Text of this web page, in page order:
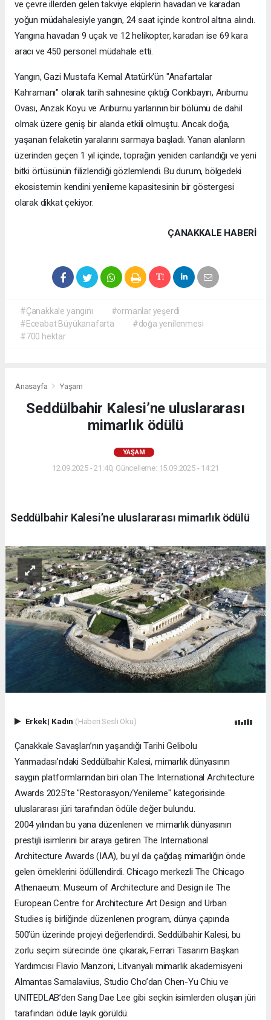
ve çevre illerden gelen takviye ekiplerin havadan ve karadan
yoğun müdahalesiyle yangın, 24 saat içinde kontrol altına alındı.
Yangına havadan 9 uçak ve 12 helikopter, karadan ise 69 kara
aracı ve 450 personel müdahale etti.
Yangın, Gazi Mustafa Kemal Atatürk'ün "Anafartalar
Kahramanı" olarak tarih sahnesine çıktığı Conkbayırı, Arıburnu
Ovası, Anzak Koyu ve Arıburnu yarlarının bir bölümü de dahil
olmak üzere geniş bir alanda etkili olmuştu. Ancak doğa,
yaşanan felaketin yaralarını sarmaya başladı. Yanan alanların
üzerinden geçen 1 yıl içinde, toprağın yeniden canlandığı ve yeni
bitki örtüsünün filizlendiği gözlemlendi. Bu durum, bölgedeki
ekosistemin kendini yenileme kapasitesinin bir göstergesi
olarak dikkat çekiyor.
ÇANAKKALE HABERİ
#Çanakkale yangını
#ormanlar yeşerdi
#Eceabat Büyükanafarta
#doğa yenilenmesi
#700 hektar
Anasayfa Yaşam
Seddülbahir Kalesi’ne uluslararası
mimarlık ödülü
YAŞAM
12.09.2025 - 21:40, Güncelleme: 15.09.2025 - 14:21
Seddülbahir Kalesi’ne uluslararası mimarlık ödülü
Erkek| Kadın (Haberi Sesli Oku)
Çanakkale Savaşları’nın yaşandığı Tarihi Gelibolu
Yarımadası’ndaki Seddülbahir Kalesi, mimarlık dünyasının
saygın platformlarından biri olan The International Architecture
Awards 2025’te "Restorasyon/Yenileme" kategorisinde
uluslararası jüri tarafından ödüle değer bulundu.
2004 yılından bu yana düzenlenen ve mimarlık dünyasının
prestijli isimlerini bir araya getiren The International
Architecture Awards (IAA), bu yıl da çağdaş mimarlığın önde
gelen örneklerini ödüllendirdi. Chicago merkezli The Chicago
Athenaeum: Museum of Architecture and Design ile The
European Centre for Architecture Art Design and Urban
Studies iş birliğinde düzenlenen program, dünya çapında
500’ün üzerinde projeyi değerlendirdi. Seddülbahir Kalesi, bu
zorlu seçim sürecinde öne çıkarak, Ferrari Tasarım Başkan
Yardımcısı Flavio Manzoni, Litvanyalı mimarlık akademisyeni
Almantas Samalaviius, Studio Cho’dan Chen-Yu Chiu ve
UNITEDLAB’den Sang Dae Lee gibi seçkin isimlerden oluşan jüri
tarafından ödüle layık görüldü.